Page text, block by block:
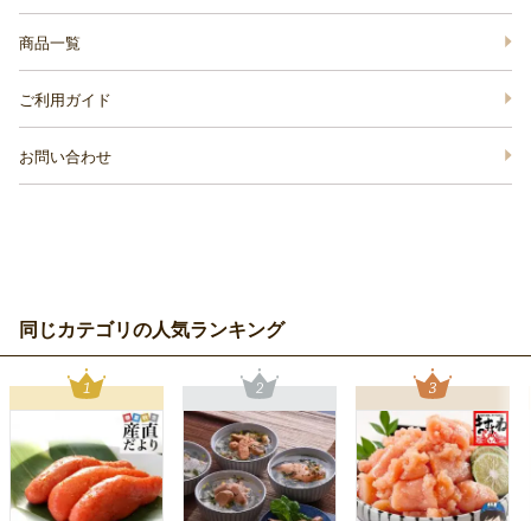
商品一覧
ご利用ガイド
お問い合わせ
同じカテゴリの人気ランキング